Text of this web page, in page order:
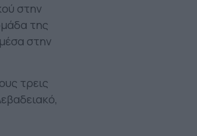
στην
της
στην
τρεις